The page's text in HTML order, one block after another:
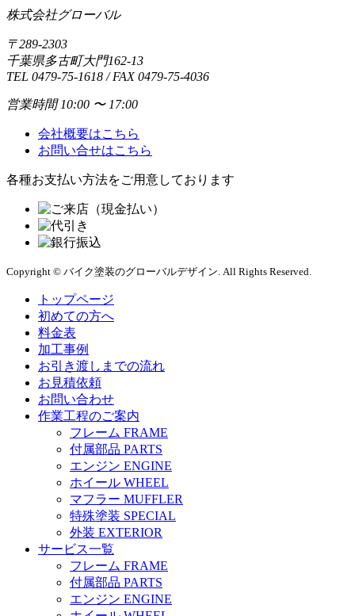
株式会社グローバル
〒289-2303
千葉県多古町大門162-13
TEL 0479-75-1618 / FAX 0479-75-4036
営業時間 10:00 〜 17:00
会社概要はこちら
お問い合せはこちら
各種お支払い方法をご用意しております
Copyright © バイク塗装のグローバルデザイン. All Rights Reserved.
トップページ
初めての方へ
料金表
加工事例
お引き渡しまでの流れ
お見積依頼
お問い合わせ
作業工程のご案内
フレーム FRAME
付属部品 PARTS
エンジン ENGINE
ホイール WHEEL
マフラー MUFFLER
特殊塗装 SPECIAL
外装 EXTERIOR
サービス一覧
フレーム FRAME
付属部品 PARTS
エンジン ENGINE